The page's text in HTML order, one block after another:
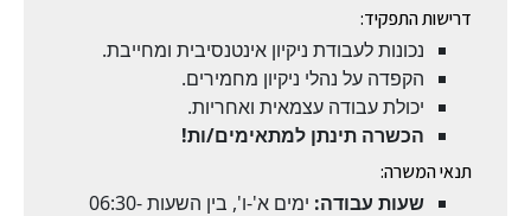
דרישות התפקיד:
נכונות לעבודת ניקיון אינטנסיבית ומחייבת.
הקפדה על נהלי ניקיון מחמירים.
יכולת עבודה עצמאית ואחריות.
הכשרה תינתן למתאימים/ות!
תנאי המשרה:
שעות עבודה:
ימים א'-ו', בין השעות 06:30-